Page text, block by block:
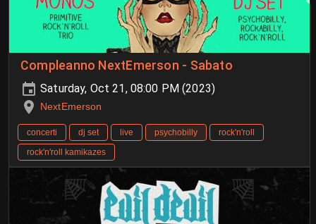
Compleanno NextEmerson - Sabato
Saturday, Oct 21, 08:00 PM (2023)
NextEmerson
concerti dj set live psychobilly
rock'n'roll
rock'n'roll kamikazes